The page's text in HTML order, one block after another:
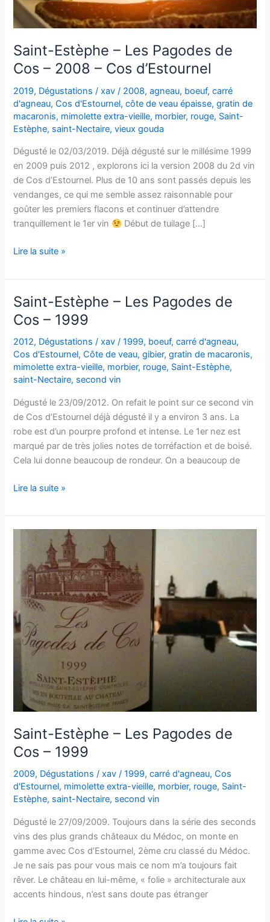
Saint-Estèphe – Les Pagodes de
Cos – 2008 – Cos d’Estournel
2019, Dégustations /xav/ 2008,agneau, boeuf,carré
d'agneau,Cos d'Estournel,côte de veau épaisse,gratin de
macaronis, mimolette extra-vieille, morbier, rouge, Saint-
Estèphe, saint-Nectaire,vieux gouda
Dégusté le 02/03/2019. Déjà dégusté sur le millésime 1999
en 2009 puis 2012 , explorons ici la version 2008 du 2d vin
de Cos d’Estournel. Plus de 10 ans sont passés depuis les
vendanges, ce qui me semble assez raisonnable pour
goûter les premiers flacons et continuer d’attendre
tranquillement le 1er vin
Début de tuilage […]
Saint-
–
Les
Pagodes
de
Cos
–
2008
–
d’Estournel
Lire la suite »
Saint-Estèphe – Les Pagodes de
Cos – 1999
2012, Dégustations /xav/1999, boeuf,carré d'agneau,
Cos d'Estournel,Côte de veau,gibier,gratin de macaronis,
mimolette extra-vieille, morbier, rouge, Saint-Estèphe,
saint-Nectaire, second vin
Dégusté le 23/09/2012. On refait le point sur ce second vin
de Cos d’Estournel déjà dégusté il y a environ 3 ans. La
robe est d’un pourpre profond et intense. Le 1er nez est
marqué par de très jolies notes de torréfaction et de boisé.
Cela lui donne beaucoup de rondeur. On a beaucoup de
Saint-
–
Les
Pagodes
Cos
1999
Lire la suite »
Saint-Estèphe – Les Pagodes de
Cos – 1999
2009, Dégustations /xav/1999,carré d'agneau,Cos
d'Estournel, mimolette extra-vieille, morbier, rouge, Saint-
Estèphe, saint-Nectaire, second vin
Dégusté le 27/09/2009. Toujours dans la série des seconds
vins des plus grands châteaux du Médoc, on monte en
gamme avec Cos d’Estournel, 2ème cru classé du Médoc.
Je ne sais pas pour vous mais ce nom m’a toujours fait
rêver. Le château en lui-même, « folie » architecturale aux
accents hindous, n’est sans doute pas étranger